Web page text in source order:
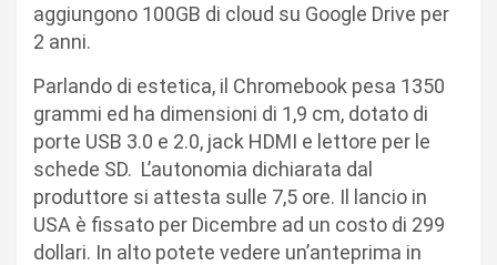
aggiungono 100GB di cloud su Google Drive per
2 anni.
Parlando di estetica, il Chromebook pesa 1350
grammi ed ha dimensioni di 1,9 cm, dotato di
porte USB 3.0 e 2.0, jack HDMI e lettore per le
schede SD. L’autonomia dichiarata dal
produttore si attesta sulle 7,5 ore. Il lancio in
USA è fissato per Dicembre ad un costo di 299
dollari. In alto potete vedere un’anteprima in